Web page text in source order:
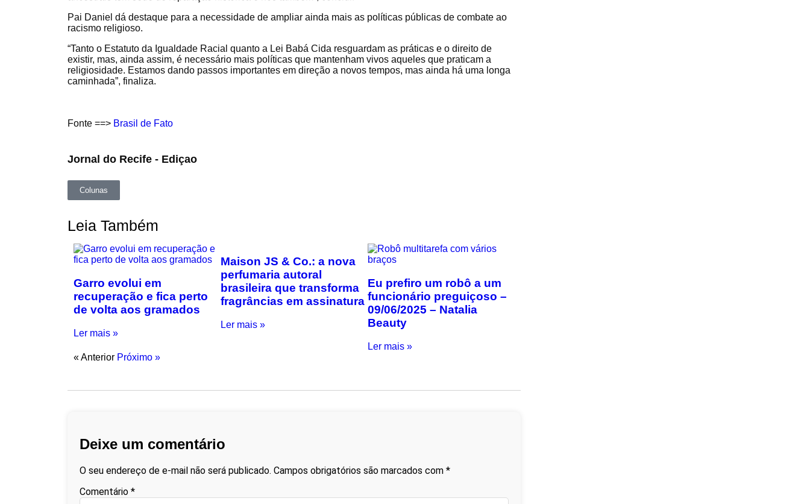
Pai Daniel dá destaque para a necessidade de ampliar ainda mais as políticas públicas de combate ao
racismo religioso.
“Tanto o Estatuto da Igualdade Racial quanto a Lei Babá Cida resguardam as práticas e o direito de
existir, mas, ainda assim, é necessário mais políticas que mantenham vivos aqueles que praticam a
religiosidade. Estamos dando passos importantes em direção a novos tempos, mas ainda há uma longa
caminhada”, finaliza.
Fonte ==> Brasil de Fato
Jornal do Recife - Ediçao
Colunas
Leia Também
Garro evolui em
recuperação e fica perto
de volta aos gramados
Ler mais »
Maison JS & Co.: a nova
perfumaria autoral
brasileira que transforma
fragrâncias em assinatura
Ler mais »
Eu prefiro um robô a um
funcionário preguiçoso –
09/06/2025 – Natalia
Beauty
Ler mais »
« Anterior Próximo »
Deixe um comentário
O seu endereço de e-mail não será publicado. Campos obrigatórios são marcados com *
Comentário *